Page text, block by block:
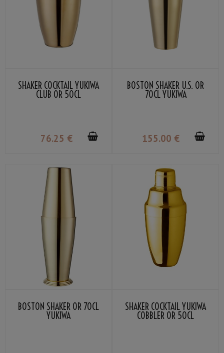
SHAKER COCKTAIL YUKIWA
CLUB OR 50CL
76.25 €
BOSTON SHAKER U.S. OR
70CL YUKIWA
155.00 €
BOSTON SHAKER OR 70CL
YUKIWA
SHAKER COCKTAIL YUKIWA
COBBLER OR 50CL